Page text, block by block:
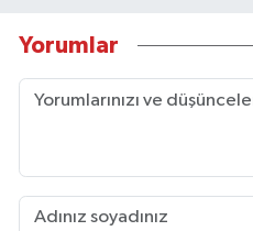
Yorumlar